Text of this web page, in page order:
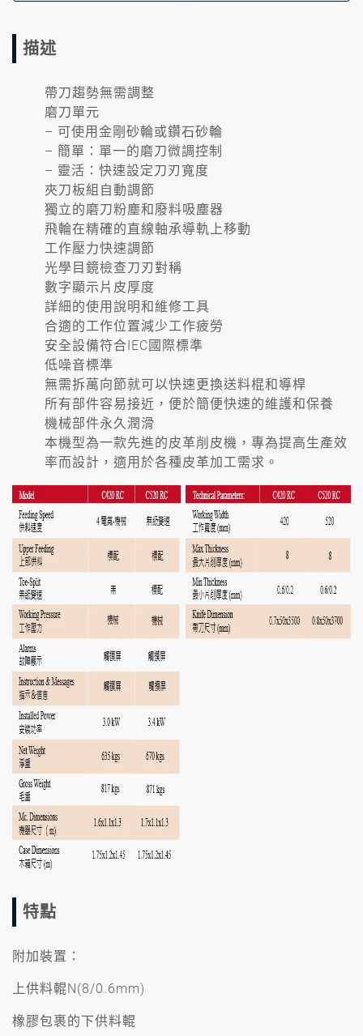
描述
帶刀趨勢無需調整
磨刀單元
– 可使用金剛砂輪或鑽石砂輪
– 簡單：單一的磨刀微調控制
– 靈活：快速設定刀刃寬度
夾刀板組自動調節
獨立的磨刀粉塵和廢料吸塵器
飛輪在精確的直線軸承導軌上移動
工作壓力快速調節
光學目鏡檢查刀刃對稱
數字顯示片皮厚度
詳細的使用說明和維修工具
合適的工作位置減少工作疲勞
安全設備符合IEC國際標準
低噪音標準
無需拆萬向節就可以快速更換送料棍和導桿
所有部件容易接近，便於簡便快速的維護和保養
機械部件永久潤滑
本機型為一款先進的皮革削皮機，專為提高生產效
率而設計，適用於各種皮革加工需求。
特點
附加裝置：
上供料輥N(8/0.6mm)
橡膠包裹的下供料輥